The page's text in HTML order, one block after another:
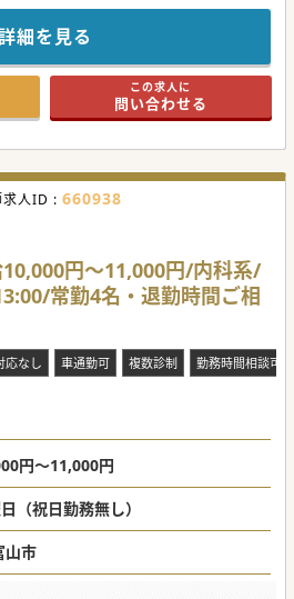
軽にお問い合わせください。
細を見る
この求人に
問い合わせる
求人ID : 660938
10,000円～11,000円/内科系/
常勤4名・退勤時間ご相
応なし 車通勤可 複数診制 勤務時間相談可
円～11,000円
（祝日勤務無し）
県 富山市